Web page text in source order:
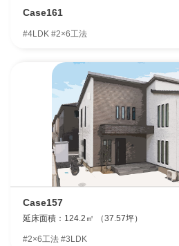
Case161
#4LDK #2×6工法
Case157
延床面積：124.2㎡ （37.57坪）
#2×6工法 #3LDK